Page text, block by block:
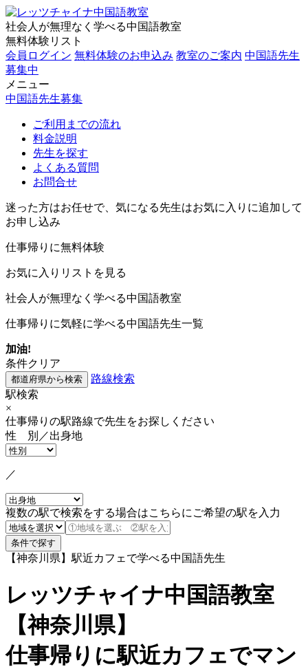
社会人が無理なく学べる中国語教室
無料体験リスト
会員ログイン 無料体験のお申込み 教室のご案内 中国語先生
募集中
メニュー
中国語先生募集
ご利用までの流れ
料金説明
先生を探す
よくある質問
お問合せ
迷った方はお任せで、気になる先生はお気に入りに追加して
お申し込み
仕事帰りに無料体験
お気に入りリストを見る
社会人が無理なく学べる中国語教室
仕事帰りに気軽に学べる中国語先生一覧
加油!
条件クリア
路線検索
駅検索
×
仕事帰りの駅路線で先生をお探しください
性 別／出身地
／
複数の駅で検索をする場合はこちらにご希望の駅を入力
【神奈川県】駅近カフェで学べる中国語先生
レッツチャイナ中国語教室
【神奈川県】
仕事帰りに駅近カフェでマン